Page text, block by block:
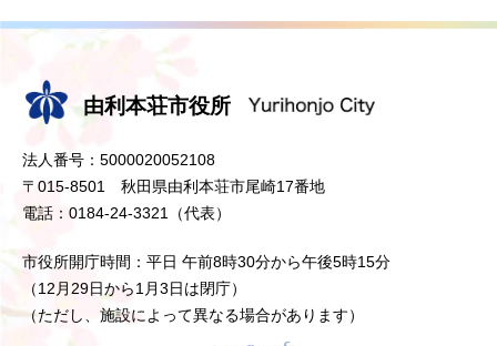
由利本荘市役所
法人番号：5000020052108
〒015-8501 秋田県由利本荘市尾崎17番地
電話：0184-24-3321（代表）
市役所開庁時間：平日 午前8時30分から午後5時15分
（12月29日から1月3日は閉庁）
（ただし、施設によって異なる場合があります）